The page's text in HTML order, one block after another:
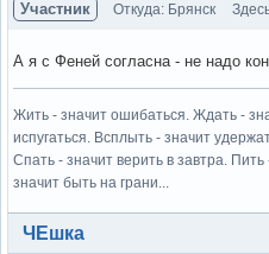
Участник Откуда: Брянск
А я с Феней согласна - не надо
Жить - значит ошибаться. Ждать -
испугаться. Всплыть - значит
Спать - значит верить в завтра.
значит быть на грани...
Вне форума
ЧЕшка